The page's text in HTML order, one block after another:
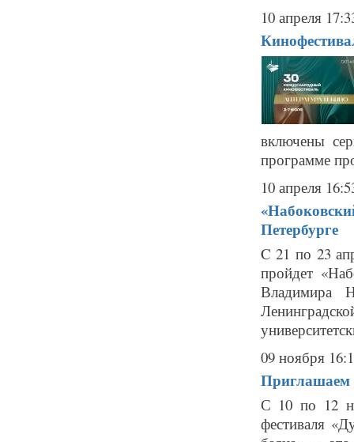
10 апреля
включены
программе
10 апреля
Петербурге
C 21 по 23
пройдет
Владимира
09 ноября
Приглашаем
С 10 по 12
фестиваля